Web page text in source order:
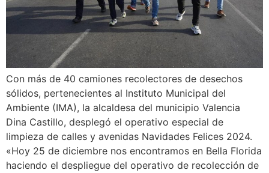
Con más de 40 camiones recolectores de desechos
sólidos, pertenecientes al Instituto Municipal del
Ambiente (IMA), la alcaldesa del municipio Valencia
Dina Castillo, desplegó el operativo especial de
limpieza de calles y avenidas Navidades Felices 2024.
«Hoy 25 de diciembre nos encontramos en Bella Florida
haciendo el despliegue del operativo de recolección de